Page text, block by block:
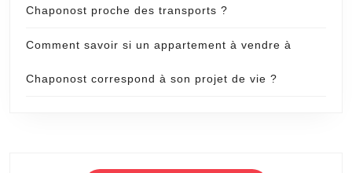
Chaponost proche des transports ?
Comment savoir si un appartement à vendre à
Chaponost correspond à son projet de vie ?